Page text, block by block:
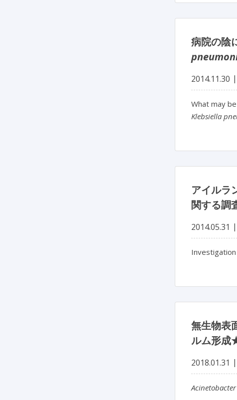
病院の陰
2014.11.30
What may
Klebsiella
アイルラ
関する調
2014.05.31
無生物表
ルム形
2018.01.31